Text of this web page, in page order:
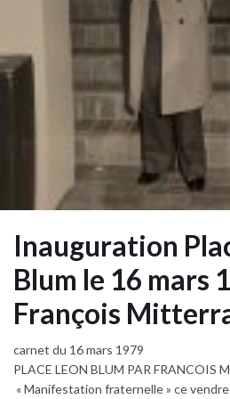
Inauguration
Blum le 16 mars
François
carnet du 16 mars 1979
PLACE LEON BLUM PAR FRANCOIS
« Manifestation fraternelle » ce